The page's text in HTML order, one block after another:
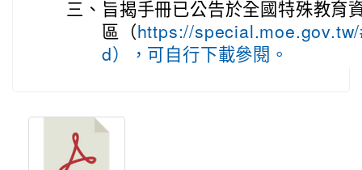
三、 旨揭手冊已公告於全國特殊教育
區（ https://
d），可自行下載參閱。